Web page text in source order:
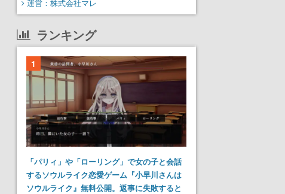
運営：株式会社マレ
ランキング
1
「パリィ」や「ローリング」で女の子と会話
するソウルライク恋愛ゲーム『小早川さんは
ソウルライク』無料公開。返事に失敗すると